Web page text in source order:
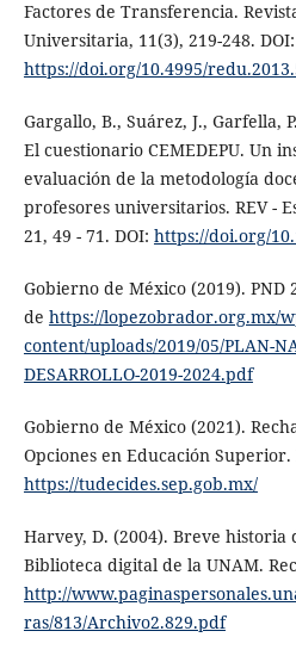
Factores de Transferencia.
Universitaria, 11(3), 219-248. DOI:
https://doi.org/10.4995/
Gargallo, B., Suárez, J., Garfella,
El cuestionario CEMEDEPU. Un
evaluación de la metodología
profesores universitarios. REV -
21, 49 - 71. DOI: https://doi.org/
Gobierno de México (2019). PND
de https://lopezobrador.org.mx/
content/uploads/2019/05/PLAN-
DESARROLLO-2019-2024.pdf
Gobierno de México (2021).
Opciones en Educación
https://tudecides.sep.gob.mx/
Harvey, D. (2004). Breve historia
Biblioteca digital de la UNAM.
http://
ras/813/Archivo2.829.pdf